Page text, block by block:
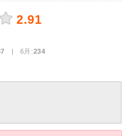
2.91
| 6月:234